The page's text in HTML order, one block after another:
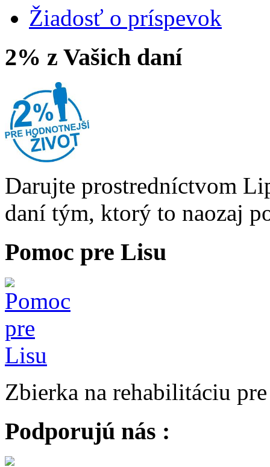
Žiadosť o príspevok
2% z Vašich daní
Darujte prostredníctvom
daní tým, ktorý to naozaj
Pomoc pre Lisu
Zbierka na rehabilitáciu
Podporujú nás :